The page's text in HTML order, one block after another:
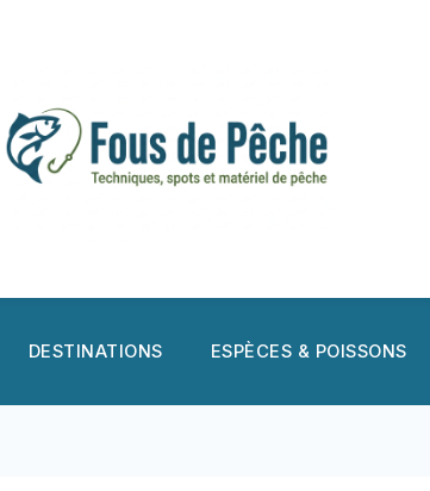
DESTINATIONS ESPÈCES & POISSONS